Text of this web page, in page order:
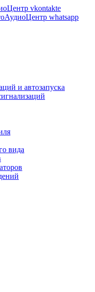
и автозапуска
вида